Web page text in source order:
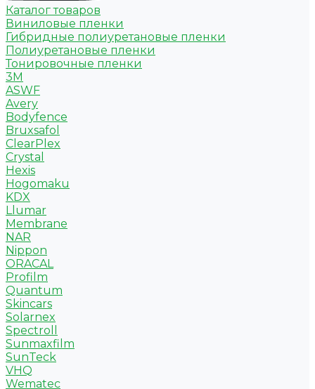
Каталог товаров
Виниловые пленки
Гибридные полиуретановые пленки
Полиуретановые пленки
Тонировочные пленки
3M
ASWF
Avery
Bodyfence
Bruxsafol
ClearPlex
Crystal
Hexis
Hogomaku
KDX
Llumar
Membrane
NAR
Nippon
ORACAL
Profilm
Quantum
Skincars
Solarnex
Spectroll
Sunmaxfilm
SunTeck
VHQ
Wematec